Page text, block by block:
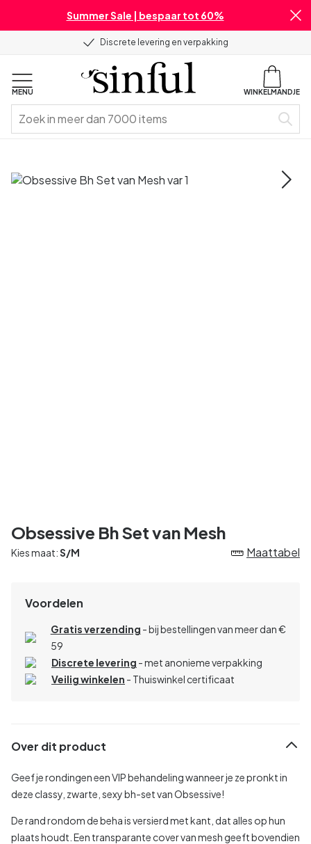
Summer Sale | bespaar tot 60%
Discrete levering en verpakking
MENU WINKELMANDJE
Obsessive Bh Set van Mesh
Kies maat:S/M Maattabel
Voordelen
Gratis verzending - bij bestellingen van meer dan €
59
Discrete levering - met anonieme verpakking
Veilig winkelen - Thuiswinkel certificaat
Over dit product
Geef je rondingen een VIP behandeling wanneer je ze pronkt in
deze classy, zwarte, sexy bh-set van Obsessive!
De rand rondom de beha is versierd met kant, dat alles op hun
plaats houdt. Een transparante cover van mesh geeft bovendien